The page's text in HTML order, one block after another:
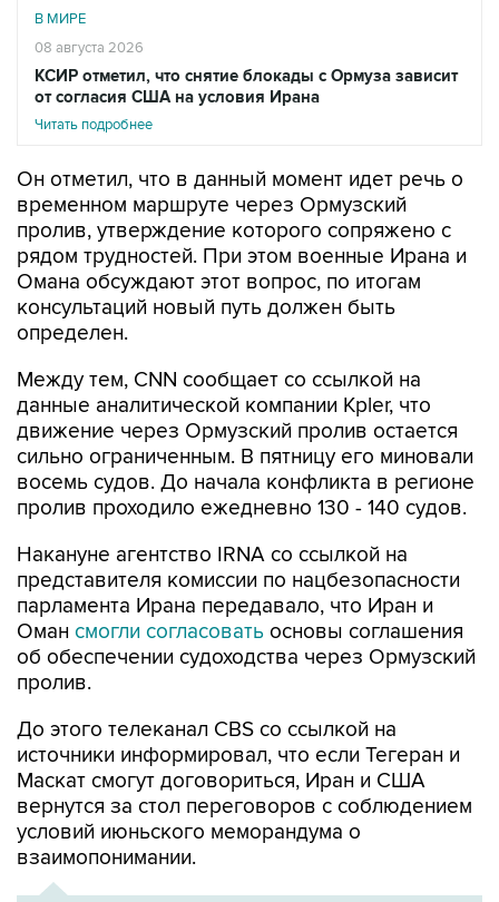
В МИРЕ
08 августа 2026
КСИР отметил, что снятие блокады с Ормуза зависит
от согласия США на условия Ирана
Читать подробнее
Он отметил, что в данный момент идет речь о
временном маршруте через Ормузский
пролив, утверждение которого сопряжено с
рядом трудностей. При этом военные Ирана и
Омана обсуждают этот вопрос, по итогам
консультаций новый путь должен быть
определен.
Между тем, CNN сообщает со ссылкой на
данные аналитической компании Kpler, что
движение через Ормузский пролив остается
сильно ограниченным. В пятницу его миновали
восемь судов. До начала конфликта в регионе
пролив проходило ежедневно 130 - 140 судов.
Накануне агентство IRNA со ссылкой на
представителя комиссии по нацбезопасности
парламента Ирана передавало, что Иран и
Оман смогли согласовать основы соглашения
об обеспечении судоходства через Ормузский
пролив.
До этого телеканал CBS со ссылкой на
источники информировал, что если Тегеран и
Маскат смогут договориться, Иран и США
вернутся за стол переговоров с соблюдением
условий июньского меморандума о
взаимопонимании.